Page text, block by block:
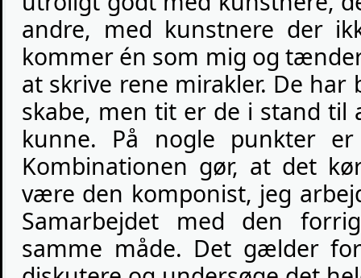
andre, med kunstnere der
kommer én som mig og
at skrive rene mirakler. De
skabe, men tit er de i stand til
kunne. På nogle punkter
Kombinationen gør, at det
være den komponist, jeg
Samarbejdet med den
samme måde. Det gælder